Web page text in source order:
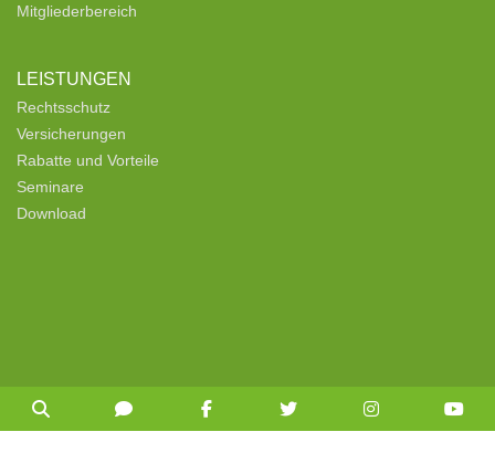
Mitgliederbereich
LEISTUNGEN
Rechtsschutz
Versicherungen
Rabatte und Vorteile
Seminare
Download